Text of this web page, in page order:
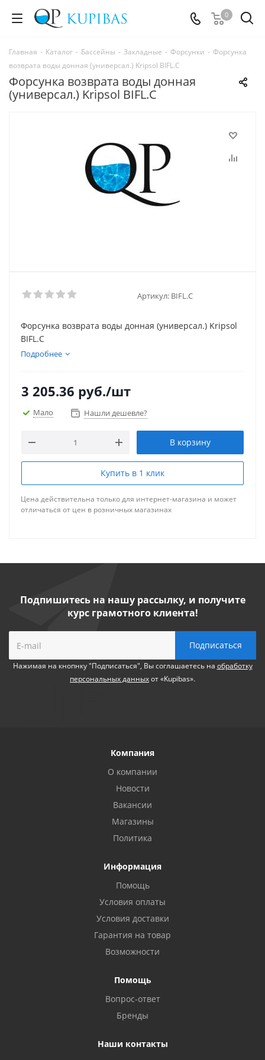
0
Главная - Каталог - Бассейны - Закладные - Форсунки - Форсунка
возврата воды донная (универсал.) Kripsol BIFL.С
Форсунка возврата воды донная
(универсал.) Kripsol BIFL.С
Артикул: BIFL.С
Форсунка возврата воды донная (универсал.) Kripsol
BIFL.С
Подробнее
3 205.36 руб./шт
Мало Нашли дешевле?
В корзину
Купить в 1 клик
Цена действительна только для интернет-магазина и может
отличаться от цен в розничных магазинах
Подпишитесь на нашу рассылку, и получите
курс грамотного клиента!
Нажимая на кнопнку "Подписаться", Вы соглашаетесь на обработку
персональных данныхот «Kupibas».
Компания
О компании
Новости
Вакансии
Магазины
Политика
Информация
Помощь
Условия оплаты
Условия доставки
Гарантия на товар
Возможности
Помощь
Вопрос-ответ
Бренды
Наши контакты